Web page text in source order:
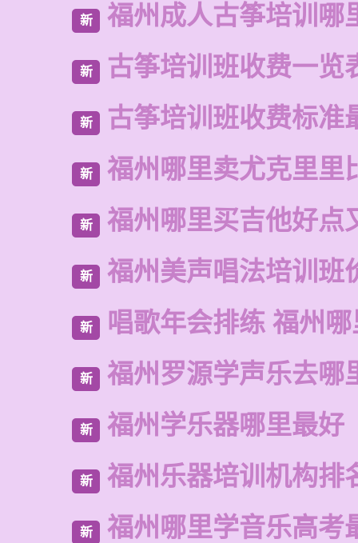
新 福州成人古筝培训哪
新 古筝培训班收费一览
新 古筝培训班收费标准
新 福州哪里卖尤克里里
新 福州哪里买吉他好点
新 福州美声唱法培训班
新 唱歌年会排练 福州
新 福州罗源学声乐去哪
新 福州学乐器哪里最好
新 福州乐器培训机构排
新 福州哪里学音乐高考